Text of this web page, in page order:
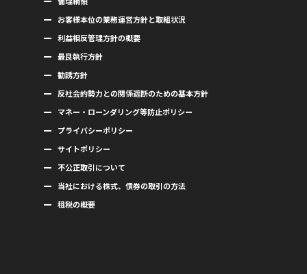
お客様本位の業務運営方針と取組状況
利益相反管理方針の概要
最良執行方針
勧誘方針
反社会的勢力との関係遮断のための基本方針
マネー・ローンダリング等防止ポリシー
プライバシーポリシー
サイトポリシー
不公正取引について
当社における株式、債券の取引の方法
租税の概要